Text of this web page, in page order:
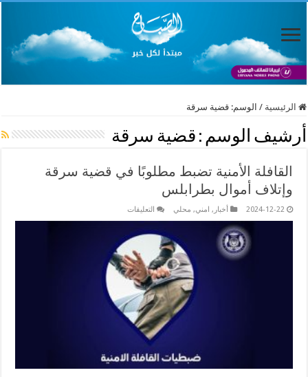
الرئيسية / الوسم:قضية سرقة
أرشيف الوسم : قضية سرقة
القافلة الأمنية تضبط مطلوبًا في قضية سرقة
وإتلاف أموال بطرابلس
2024-12-22 أخبار , امني, محلي التعليقات
تضبط
مطلوبًا
في
قضية
سرقة
وإتلاف
بطرابلس
مغلقة